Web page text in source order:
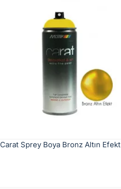
Carat Sprey Boya Bronz Altın Efekt